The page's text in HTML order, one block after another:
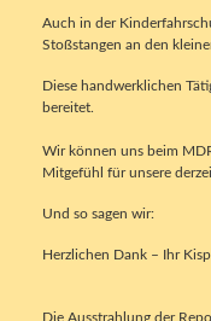
Auch in der
Stoßstangen an den
Diese handwerklichen
bereitet.
Wir können uns beim
Mitgefühl für unsere
Und so sagen wir:
Herzlichen Dank – Ihr
Die Ausstrahlung der